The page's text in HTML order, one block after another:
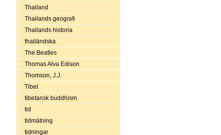
Thailand
Thailands geografi
Thailands historia
thailändska
The Beatles
Thomas Alva Edison
Thomson, J.J.
Tibet
tibetansk buddhism
tid
tidmätning
tidningar